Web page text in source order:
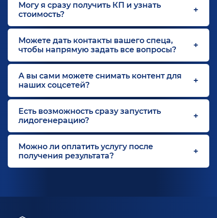
Могу я сразу получить КП и узнать
стоимость?
Можете дать контакты вашего спеца,
чтобы напрямую задать все вопросы?
А вы сами можете снимать контент для
наших соцсетей?
Есть возможность сразу запустить
лидогенерацию?
Можно ли оплатить услугу после
получения результата?